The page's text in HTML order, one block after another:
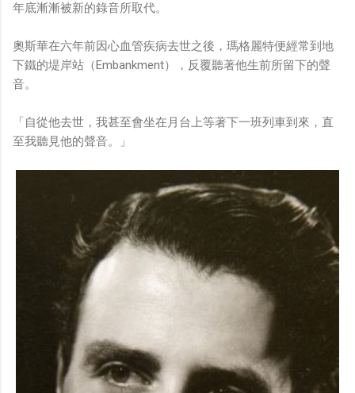
年底漸漸被新的錄音所取代。
奧斯華在六年前因心血管疾病去世之後，瑪格麗特便經常到地
下鐵的堤岸站（Embankment），反覆聽著他生前所留下的聲
音。
「自從他去世，我甚至會坐在月台上等著下一班列車到來，直
至我聽見他的聲音。」